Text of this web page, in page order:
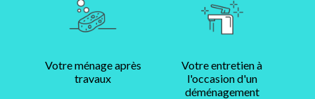
Votre ménage après
travaux
Votre entretien à
l'occasion d'un
déménagement